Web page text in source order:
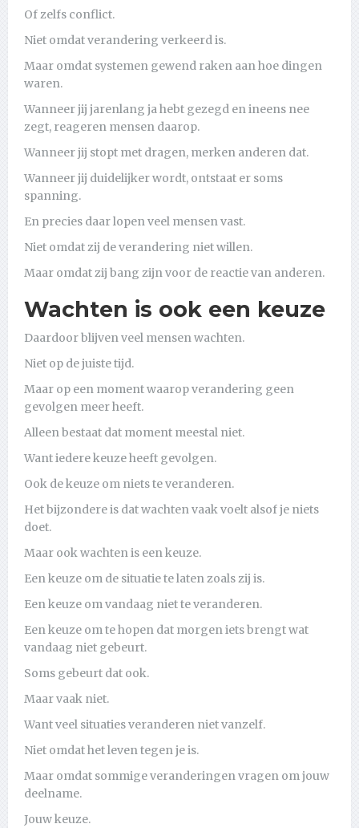
Of zelfs conflict.
Niet omdat verandering verkeerd is.
Maar omdat systemen gewend raken aan hoe dingen
waren.
Wanneer jij jarenlang ja hebt gezegd en ineens nee
zegt, reageren mensen daarop.
Wanneer jij stopt met dragen, merken anderen dat.
Wanneer jij duidelijker wordt, ontstaat er soms
spanning.
En precies daar lopen veel mensen vast.
Niet omdat zij de verandering niet willen.
Maar omdat zij bang zijn voor de reactie van anderen.
Wachten is ook een keuze
Daardoor blijven veel mensen wachten.
Niet op de juiste tijd.
Maar op een moment waarop verandering geen
gevolgen meer heeft.
Alleen bestaat dat moment meestal niet.
Want iedere keuze heeft gevolgen.
Ook de keuze om niets te veranderen.
Het bijzondere is dat wachten vaak voelt alsof je niets
doet.
Maar ook wachten is een keuze.
Een keuze om de situatie te laten zoals zij is.
Een keuze om vandaag niet te veranderen.
Een keuze om te hopen dat morgen iets brengt wat
vandaag niet gebeurt.
Soms gebeurt dat ook.
Maar vaak niet.
Want veel situaties veranderen niet vanzelf.
Niet omdat het leven tegen je is.
Maar omdat sommige veranderingen vragen om jouw
deelname.
Jouw keuze.